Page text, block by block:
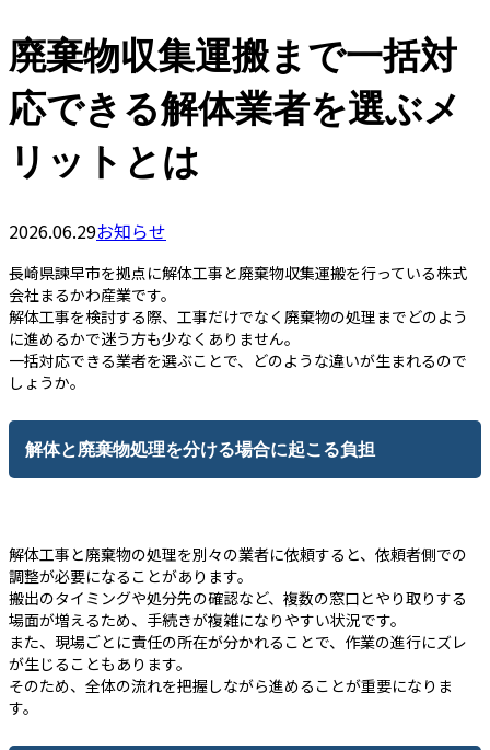
廃棄物収集運搬まで一括対
応できる解体業者を選ぶメ
リットとは
2026.06.29お知らせ
長崎県諫早市を拠点に解体工事と廃棄物収集運搬を行っている株式
会社まるかわ産業です。
解体工事を検討する際、工事だけでなく廃棄物の処理までどのよう
に進めるかで迷う方も少なくありません。
一括対応できる業者を選ぶことで、どのような違いが生まれるので
しょうか。
解体と廃棄物処理を分ける場合に起こる負担
解体工事と廃棄物の処理を別々の業者に依頼すると、依頼者側での
調整が必要になることがあります。
搬出のタイミングや処分先の確認など、複数の窓口とやり取りする
場面が増えるため、手続きが複雑になりやすい状況です。
また、現場ごとに責任の所在が分かれることで、作業の進行にズレ
が生じることもあります。
そのため、全体の流れを把握しながら進めることが重要になりま
す。